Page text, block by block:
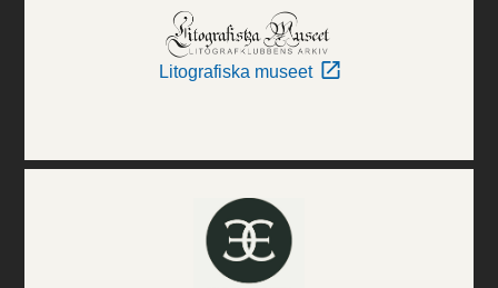
Litografiska museet